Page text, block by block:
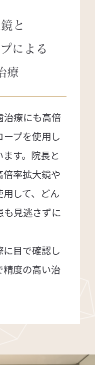
と
による
療
治療にも高倍
プを使用し
す。院長と
率拡大鏡や
して、どん
も見逃さずに
目で確認し
精度の高い治